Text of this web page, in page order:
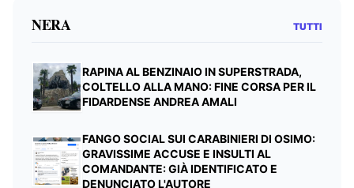
NERA TUTTI
RAPINA AL BENZINAIO IN SUPERSTRADA,
COLTELLO ALLA MANO: FINE CORSA PER IL
FIDARDENSE ANDREA AMALI
FANGO SOCIAL SUI CARABINIERI DI OSIMO:
GRAVISSIME ACCUSE E INSULTI AL
COMANDANTE: GIÀ IDENTIFICATO E
DENUNCIATO L'AUTORE